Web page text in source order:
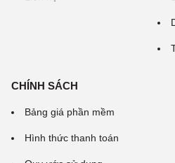
CHÍNH SÁCH
Bảng giá phần mềm
Hình thức thanh toán